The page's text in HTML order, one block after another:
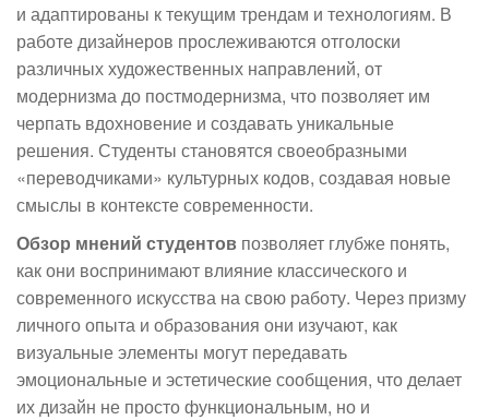
и адаптированы к текущим трендам и технологиям. В
работе дизайнеров прослеживаются отголоски
различных художественных направлений, от
модернизма до постмодернизма, что позволяет им
черпать вдохновение и создавать уникальные
решения. Студенты становятся своеобразными
«переводчиками» культурных кодов, создавая новые
смыслы в контексте современности.
Обзор мнений студентов позволяет глубже понять,
как они воспринимают влияние классического и
современного искусства на свою работу. Через призму
личного опыта и образования они изучают, как
визуальные элементы могут передавать
эмоциональные и эстетические сообщения, что делает
их дизайн не просто функциональным, но и